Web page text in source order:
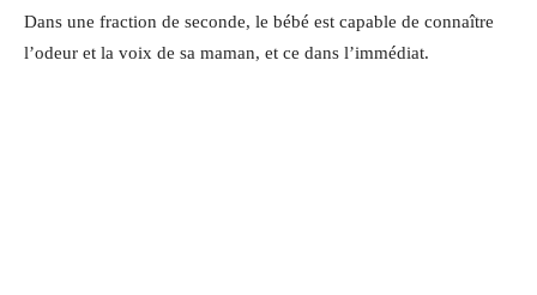
Dans une fraction de seconde, le bébé est capable de connaître
l’odeur et la voix de sa maman, et ce dans l’immédiat.